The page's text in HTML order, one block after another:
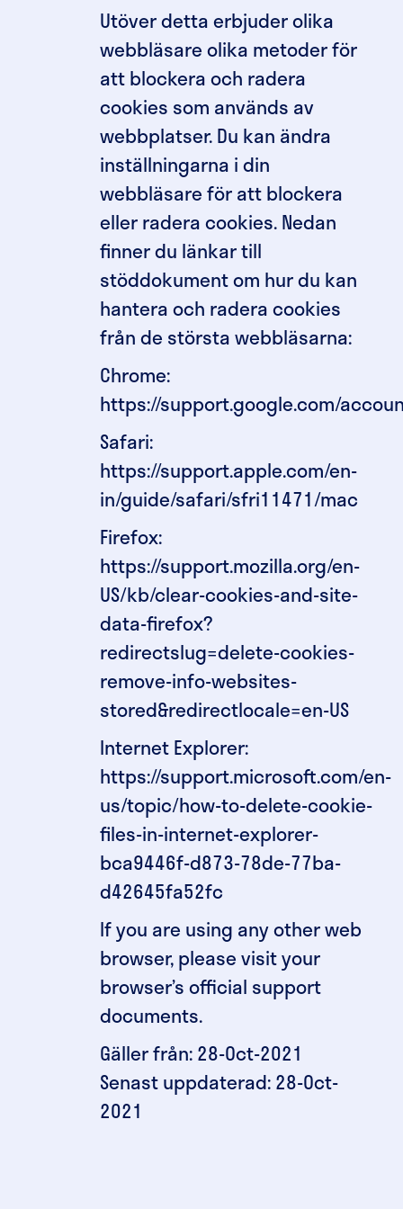
Utöver detta erbjuder olika
webbläsare olika metoder för
att blockera och radera
cookies som används av
webbplatser. Du kan ändra
inställningarna i din
webbläsare för att blockera
eller radera cookies. Nedan
finner du länkar till
stöddokument om hur du kan
hantera och radera cookies
från de största webbläsarna:
Chrome:
https://support.google.com/
Safari:
https://support.apple.com/en-
in/guide/safari/sfri11471/mac
Firefox:
https://support.mozilla.org/en-
US/kb/clear-cookies-and-site-
data-firefox?
redirectslug=delete-cookies-
remove-info-websites-
stored&redirectlocale=en-US
Internet Explorer:
https://support.microsoft.com/en-
us/topic/how-to-delete-cookie-
files-in-internet-explorer-
bca9446f-d873-78de-77ba-
d42645fa52fc
If you are using any other web
browser, please visit your
browser’s official support
documents.
Gäller från: 28-Oct-2021
Senast uppdaterad: 28-Oct-
2021